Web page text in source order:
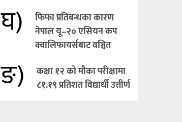
घ)
फिफा प्रतिबन्धका कारण
नेपाल यू–२० एसियन कप
क्वालिफायर्सबाट वञ्चित
ङ)
कक्षा १२ को मौका परीक्षामा
८१.१९ प्रतिशत विद्यार्थी उत्तीर्ण